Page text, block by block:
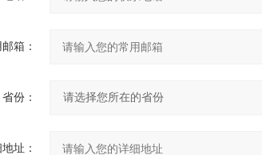
箱：
省份：
址：